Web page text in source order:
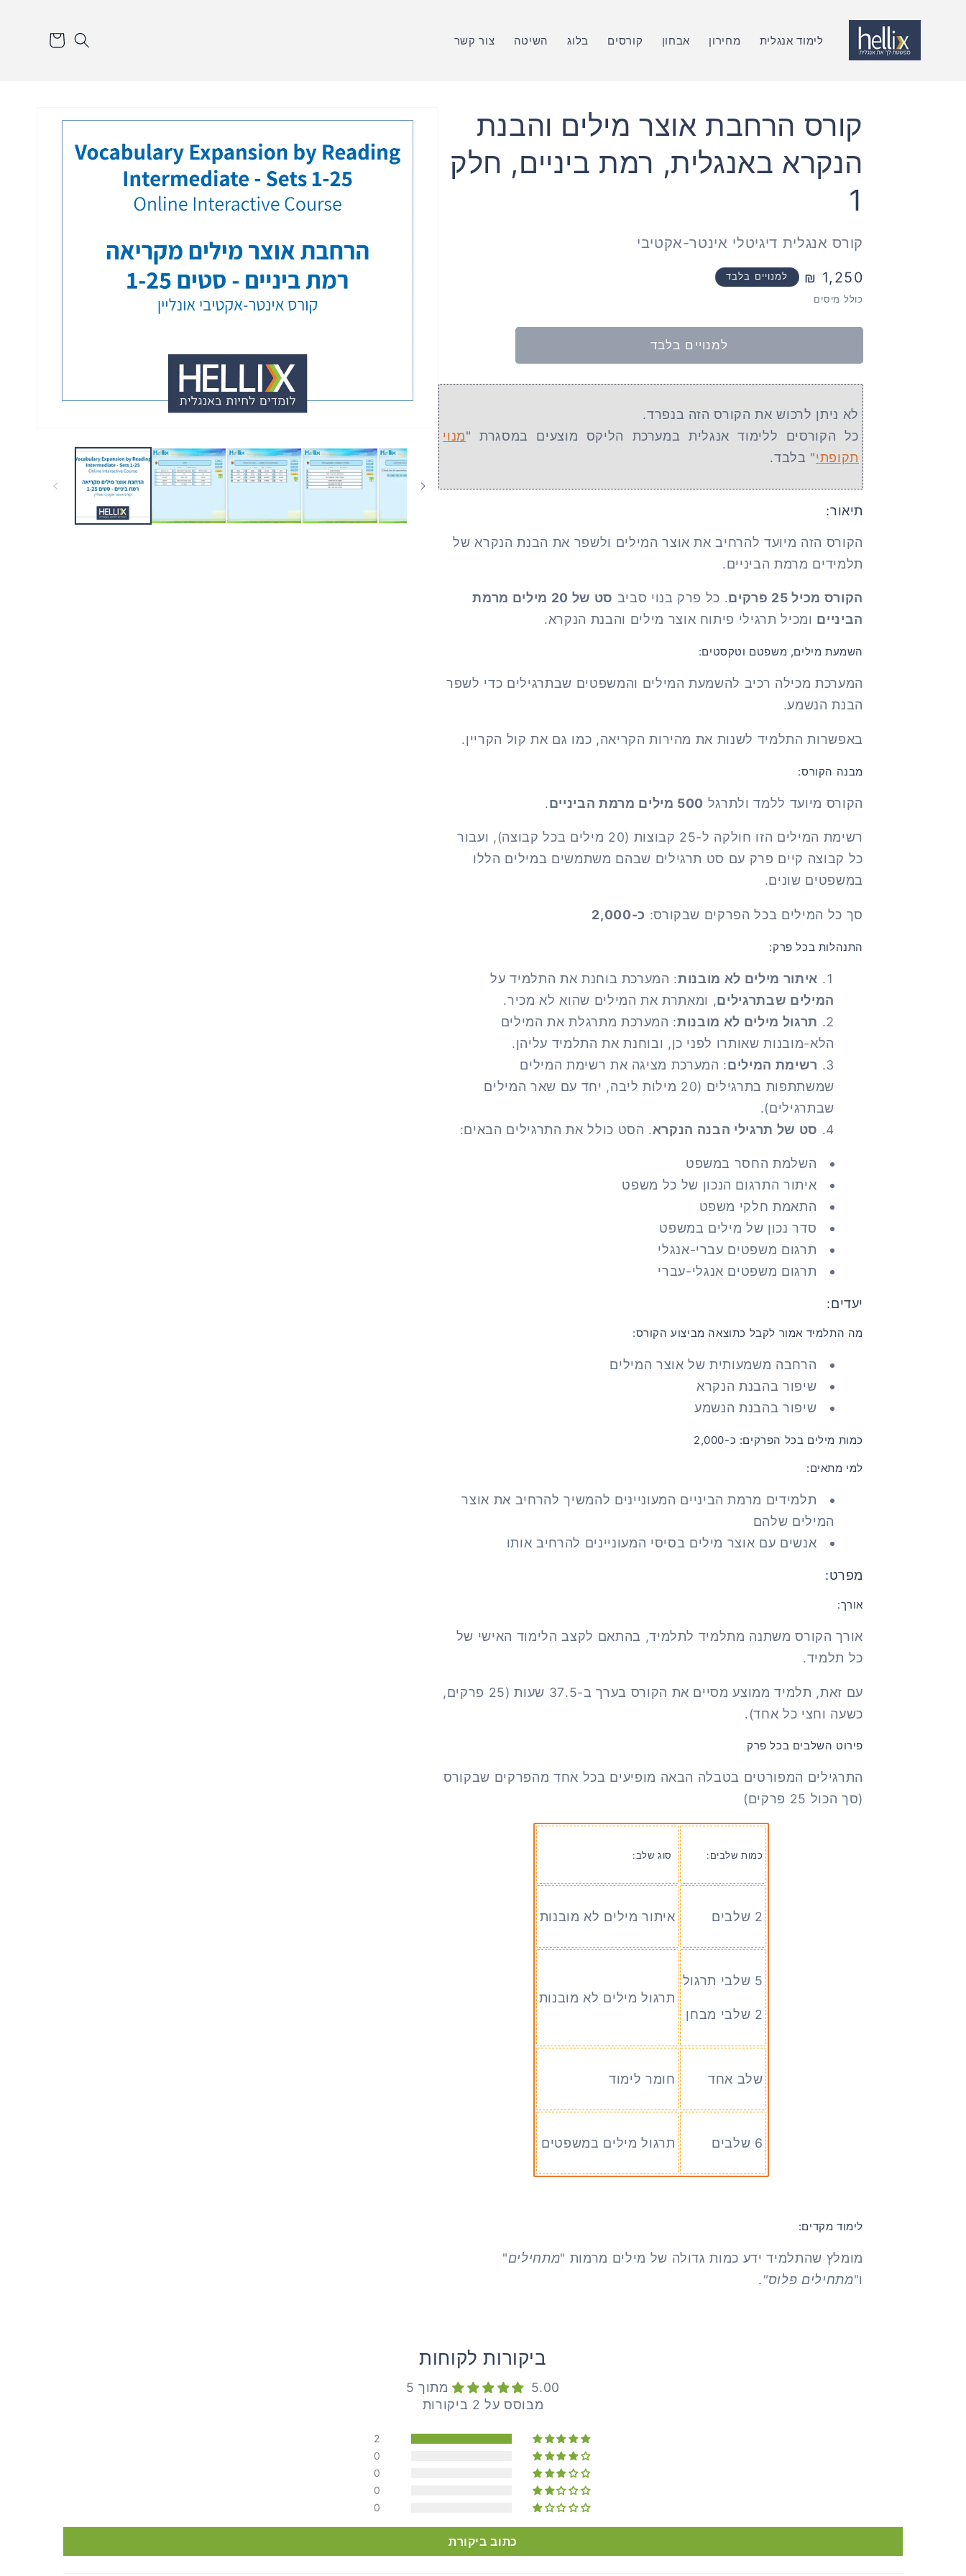
לתוכן
לימוד אנגלית מחירון אבחון קורסים בלוג השיטה צור קשר
סל
הקניות
קורס הרחבת אוצר מילים והבנת
הנקרא באנגלית, רמת ביניים, חלק
1
קורס אנגלית דיגיטלי אינטר-אקטיבי
מחיר
רגיל
1,250 ₪ למנויים בלבד
כולל מיסים
למנויים בלבד
לא ניתן לרכוש את הקורס הזה בנפרד.
כל הקורסים ללימוד אנגלית במערכת הליקס מוצעים במסגרת "מנוי
תקופתי" בלבד.
תיאור:
הקורס הזה מיועד להרחיב את אוצר המילים ולשפר את הבנת הנקרא של
תלמידים מרמת הביניים.
הקורס מכיל 25 פרקים . כל פרק בנוי סביב
סט של 20 מילים מרמת
הביניים ומכיל תרגילי פיתוח אוצר מילים והבנת הנקרא.
השמעת מילים, משפטם וטקסטים:
המערכת מכילה רכיב להשמעת המילים והמשפטים שבתרגילים כדי לשפר
הבנת הנשמע.
באפשרות התלמיד לשנות את מהירות הקריאה, כמו גם את קול הקריין.
מבנה הקורס:
הקורס מיועד ללמד ולתרגל 500 מילים מרמת הביניים .
רשימת המילים הזו חולקה ל-25 קבוצות (20 מילים בכל קבוצה), ועבור
כל קבוצה קיים פרק עם סט תרגילים שבהם משתמשים במילים הללו
במשפטים שונים.
סך כל המילים בכל הפרקים שבקורס: כ-2,000
התנהלות בכל פרק:
איתור מילים לא מובנות: המערכת בוחנת את התלמיד על
המילים שבתרגילים, ומאתרת את המילים שהוא לא מכיר.
תרגול מילים לא מובנות: המערכת מתרגלת את המילים
הלא-מובנות שאותרו לפני כן, ובוחנת את התלמיד עליהן.
רשימת המילים: המערכת מציגה את רשימת המילים
שמשתתפות בתרגילים (20 מילות ליבה, יחד עם שאר המילים
שבתרגילים).
סט של תרגילי הבנה הנקרא. הסט כולל את התרגילים הבאים:
השלמת החסר במשפט
איתור התרגום הנכון של כל משפט
התאמת חלקי משפט
סדר נכון של מילים במשפט
תרגום משפטים עברי-אנגלי
תרגום משפטים אנגלי-עברי
יעדים:
מה התלמיד אמור לקבל כתוצאה מביצוע הקורס:
הרחבה משמעותית של אוצר המילים
שיפור בהבנת הנקרא
שיפור בהבנת הנשמע
כמות מילים בכל הפרקים: כ-2,000
למי מתאים:
תלמידים מרמת הביניים המעוניינים להמשיך להרחיב את אוצר
המילים שלהם
אנשים עם אוצר מילים בסיסי המעוניינים להרחיב אותו
מפרט:
אורך:
אורך הקורס משתנה מתלמיד לתלמיד, בהתאם לקצב הלימוד האישי של
כל תלמיד.
עם זאת, תלמיד ממוצע מסיים את הקורס בערך ב-37.5 שעות (25 פרקים,
כשעה וחצי כל אחד).
פירוט השלבים בכל פרק
התרגילים המפורטים בטבלה הבאה מופיעים בכל אחד מהפרקים שבקורס
(סך הכול 25 פרקים)
כמות שלבים: סוג שלב:
2 שלבים איתור מילים לא מובנות
5 שלבי תרגול
2 שלבי מבחן
תרגול מילים לא מובנות
שלב אחד חומר לימוד
6 שלבים תרגול מילים במשפטים
לימוד מקדים:
מומלץ שהתלמיד ידע כמות גדולה של מילים מרמות "מתחילים"
ו"מתחילים פלוס".
ביקורות לקוחות
5.00 מתוך 5
מבוסס על 2 ביקורות
2
0
0
0
0
כתוב ביקורת